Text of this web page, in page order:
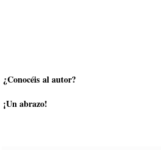
¿Conocéis al autor?
¡Un abrazo!